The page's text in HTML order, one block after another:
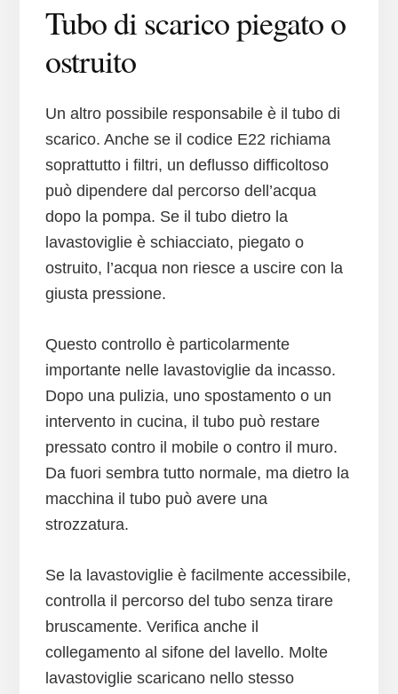
Tubo di scarico piegato o
ostruito
Un altro possibile responsabile è il tubo di
scarico. Anche se il codice E22 richiama
soprattutto i filtri, un deflusso difficoltoso
può dipendere dal percorso dell’acqua
dopo la pompa. Se il tubo dietro la
lavastoviglie è schiacciato, piegato o
ostruito, l’acqua non riesce a uscire con la
giusta pressione.
Questo controllo è particolarmente
importante nelle lavastoviglie da incasso.
Dopo una pulizia, uno spostamento o un
intervento in cucina, il tubo può restare
pressato contro il mobile o contro il muro.
Da fuori sembra tutto normale, ma dietro la
macchina il tubo può avere una
strozzatura.
Se la lavastoviglie è facilmente accessibile,
controlla il percorso del tubo senza tirare
bruscamente. Verifica anche il
collegamento al sifone del lavello. Molte
lavastoviglie scaricano nello stesso